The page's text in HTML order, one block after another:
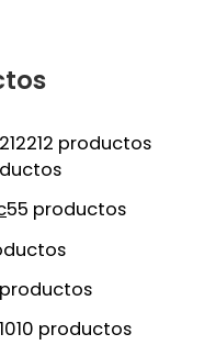
212212 productos
55 productos
1010 productos